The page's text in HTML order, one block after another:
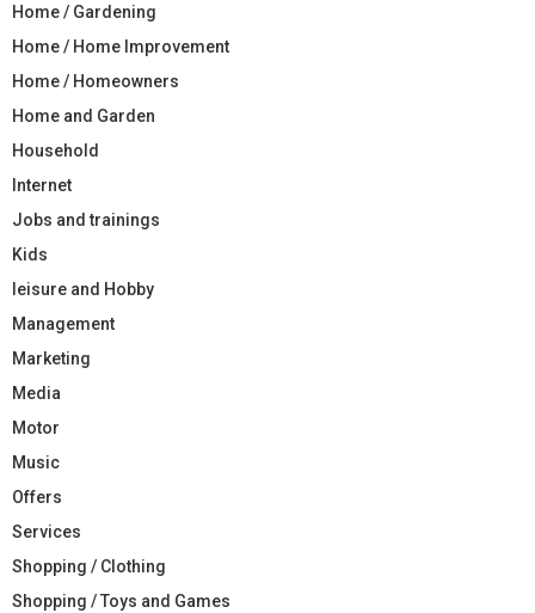
Home / Gardening
Home / Home Improvement
Home / Homeowners
Home and Garden
Household
Internet
Jobs and trainings
Kids
leisure and Hobby
Management
Marketing
Media
Motor
Music
Offers
Services
Shopping / Clothing
Shopping / Toys and Games